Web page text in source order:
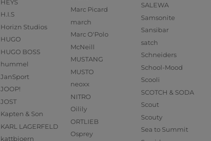
HEYS
H.I.S
Horizn Studios
HUGO
HUGO BOSS
hummel
JanSport
JOOP!
JOST
Kapten & Son
KARL LAGERFELD
kattbjoern
Marc Picard
march
Marc O'Polo
McNeill
MUSTANG
MUSTO
neoxx
NITRO
Oilily
ORTLIEB
Osprey
SALEWA
Samsonite
Sansibar
satch
Schneiders
School-Mood
Scooli
SCOTCH & SODA
Scout
Scouty
Sea to Summit